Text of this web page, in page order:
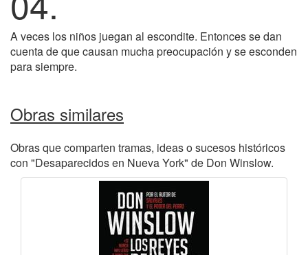
A veces los niños juegan al escondite. Entonces se dan
cuenta de que causan mucha preocupación y se esconden
para siempre.
Obras similares
Obras que comparten tramas, ideas o sucesos históricos
con "Desaparecidos en Nueva York" de Don Winslow.